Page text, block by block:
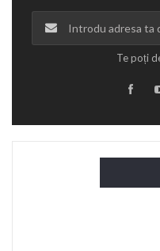
Te poți